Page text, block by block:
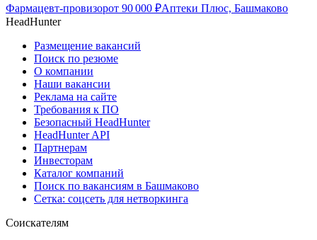
Фармацевт-провизорот 90 000 ₽Аптеки Плюс, Башмаково
HeadHunter
Размещение вакансий
Поиск по резюме
О компании
Наши вакансии
Реклама на сайте
Требования к ПО
Безопасный HeadHunter
HeadHunter API
Партнерам
Инвесторам
Каталог компаний
Поиск по вакансиям в Башмаково
Сетка: соцсеть для нетворкинга
Соискателям